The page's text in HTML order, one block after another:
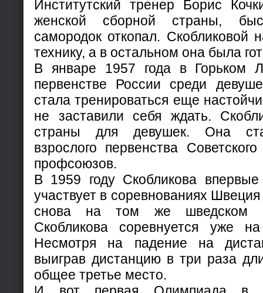
Институтский тренер Борис
женской сборной страны,
самородок откопал. Скобликовой
технику, а в остальном она была
В январе 1957 года в Горьком
первенстве России среди
стала тренироваться еще
не заставили себя ждать.
страны для девушек. Она
взрослого первенства
профсоюзов.
В 1959 году Скобликова
участвует в соревнованиях
снова на том же шведском
Скобликова соревнуется уже
Несмотря на падение на
выиграв дистанцию в три раза
общее третье место.